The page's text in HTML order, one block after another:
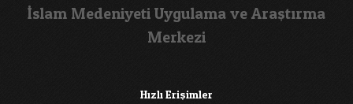
İslam Medeniyeti Uygulama ve Araştırma
Merkezi
Hızlı Erişimler